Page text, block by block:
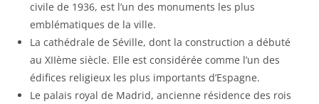
civile de 1936, est l’un des monuments les plus
emblématiques de la ville.
La cathédrale de Séville, dont la construction a débuté
au XIIème siècle. Elle est considérée comme l’un des
édifices religieux les plus importants d’Espagne.
Le palais royal de Madrid, ancienne résidence des rois